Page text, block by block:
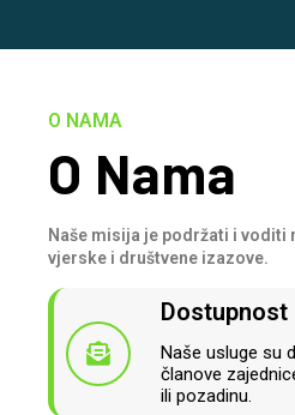
O NAMA
O Nama
Naše misija je podržati i voditi
vjerske i društvene izazove.
Dostupnost
Naše usluge su
članove
ili pozadinu.